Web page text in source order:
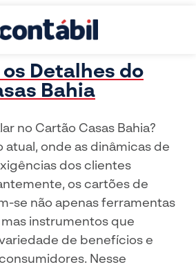
Detalhes do
Bahia
no Cartão Casas Bahia?
atual, onde as dinâmicas de
dos clientes
os cartões de
se não apenas ferramentas
instrumentos que
de benefícios e
Nesse